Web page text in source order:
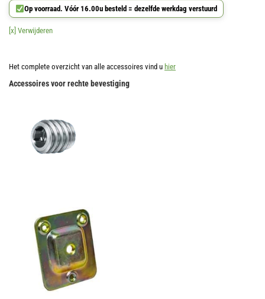
uren,
6
Op voorraad. Vóór 16.00u besteld = dezelfde werkdag verstuurd
[x] Verwijderen
Het complete overzicht van alle accessoires vind u hier
Accessoires voor rechte bevestiging